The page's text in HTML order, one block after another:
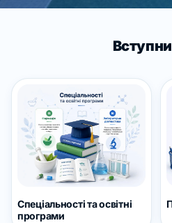
Спеціальності та освітні
програми